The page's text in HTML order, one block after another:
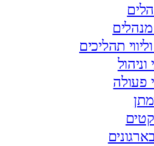
תהליכים
פעולה